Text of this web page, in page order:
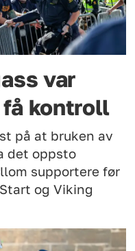
var
få kontroll
på at bruken av
det oppsto
supportere før
og Viking